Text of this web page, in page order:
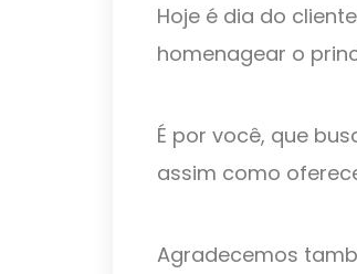
Hoje é dia do
homenagear o
É por você, que
assim como
Agradecemos